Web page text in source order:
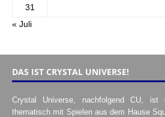
31
« Juli
DAS IST CRYSTAL UNIVERSE!
Crystal Universe, nachfolgend CU,
thematisch mit Spielen aus dem Hause